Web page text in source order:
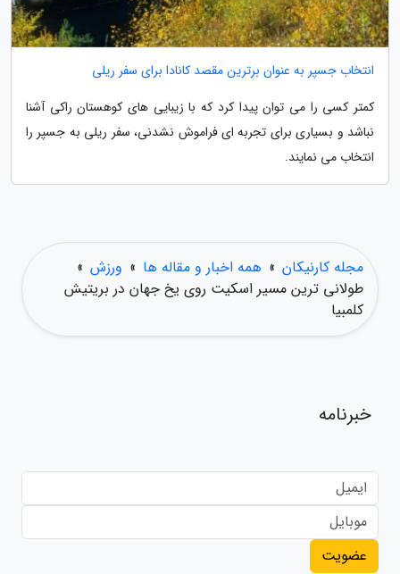
انتخاب جسپر به عنوان برترین مقصد کانادا برای سفر ریلی
کمتر کسی را می توان پیدا کرد که با زیبایی های کوهستان راکی آشنا
نباشد و بسیاری برای تجربه ای فراموش نشدنی، سفر ریلی به جسپر را
انتخاب می نمایند.
مجله کارنیکان » همه اخبار و مقاله ها » ورزش »
طولانی ترین مسیر اسکیت روی یخ جهان در بریتیش
کلمبیا
خبرنامه
عضویت